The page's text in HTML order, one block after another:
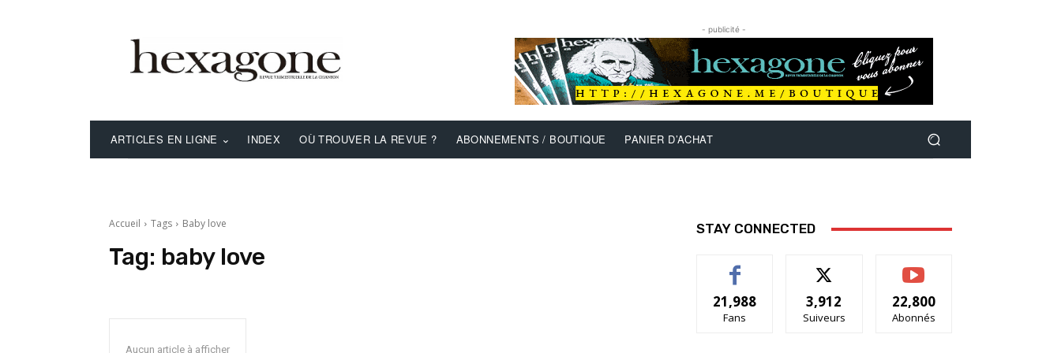
- publicité -
ARTICLES EN LIGNE INDEX OÙ TROUVER LA REVUE ? ABONNEMENTS / BOUTIQUE PANIER D’ACHAT
Accueil Tags Baby love
Tag: baby love
Aucun article à afficher
STAY CONNECTED
21,988
Fans
3,912
Suiveurs
22,800
Abonnés